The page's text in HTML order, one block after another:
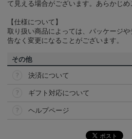
て見える場合がございます。あらかじめ
【仕様について】
取り扱い商品によっては、パッケージ
告なく変更になることがございます。
その他
決済について
ギフト対応について
ヘルプページ